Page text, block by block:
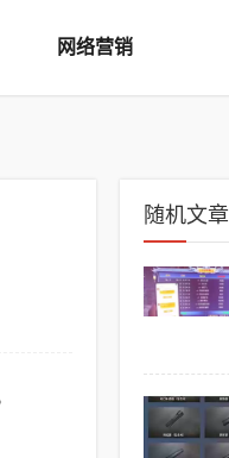
网络营销
随机文章